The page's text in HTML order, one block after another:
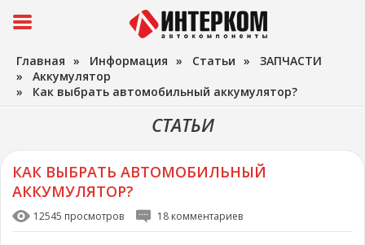
Главная » Информация » Статьи » ЗАПЧАСТИ
» Аккумулятор
» Как выбрать автомобильный аккумулятор?
СТАТЬИ
КАК ВЫБРАТЬ АВТОМОБИЛЬНЫЙ
АККУМУЛЯТОР?
12545 просмотров 18 комментариев